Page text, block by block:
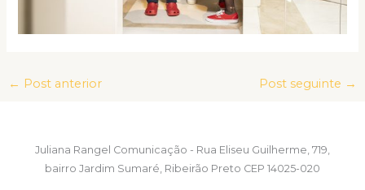
← Post anterior Post seguinte →
Juliana Rangel Comunicação - Rua Eliseu Guilherme, 719,
bairro Jardim Sumaré, Ribeirão Preto CEP 14025-020